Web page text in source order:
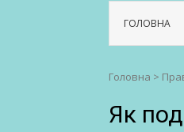
ГОЛОВНА
Головна >
Як